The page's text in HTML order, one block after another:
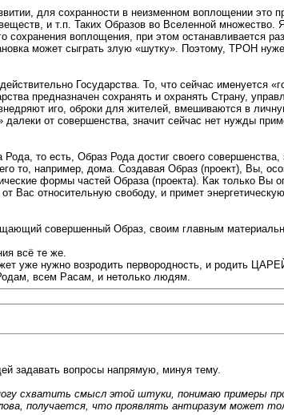
для сохранности в неизменном воплощении
и т.п. Таких Образов во Вселенной
сохранения воплощения, при этом
может сыграть злую «шутку». Поэтому, ТРОН
Государства. То, что сейчас
предназначен сохранять и охранять Страну,
иго, оброки для жителей, вмешиваются в
от совершенства, значит сейчас нет нужды
то есть, Образ Рода достиг своего
то, например, дома. Создавая Образ (проект), Вы,
формы частей Образа (проекта). Как только
Вас относительную свободу, и примет
совершенный Образ, своим главным
всё те же.
уже нужно возродить первородность, и родить
всем Расам, и нетолько людям.
задавать вопросы напрямую, минуя тему.
схватить смысл этой штуки, понимаю примеры
получается, что проявлять антиразум может